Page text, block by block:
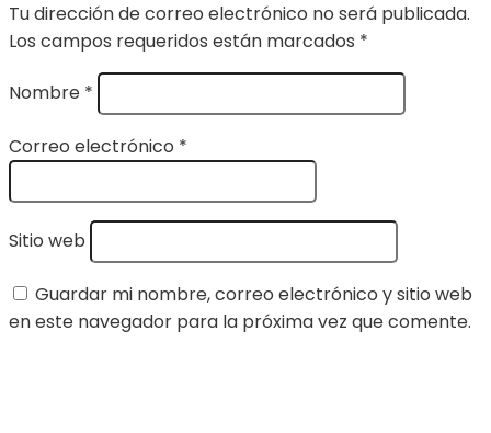
Tu dirección de correo electrónico no será publicada.
Los campos requeridos están marcados *
Nombre *
Correo electrónico *
Sitio web
Guardar mi nombre, correo electrónico y sitio web
en este navegador para la próxima vez que comente.